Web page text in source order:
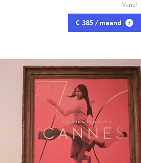
Vanaf
€ 385 / maand